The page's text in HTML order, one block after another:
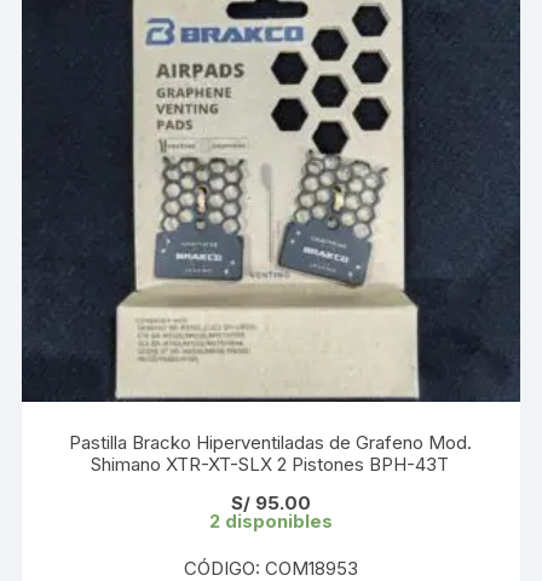
Pastilla Bracko Hiperventiladas de Grafeno Mod.
Shimano XTR-XT-SLX 2 Pistones BPH-43T
S/95.00
2 disponibles
CÓDIGO: COM18953